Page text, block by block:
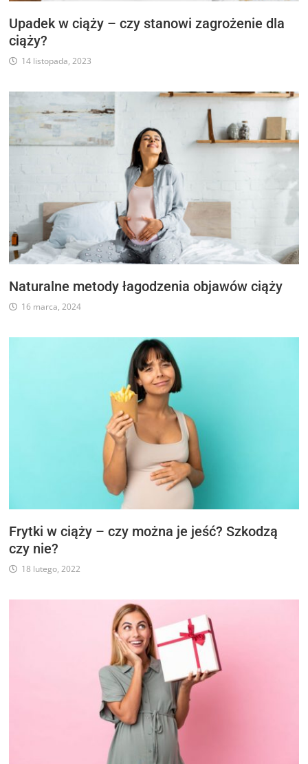
Upadek w ciąży – czy stanowi zagrożenie dla
ciąży?
14 listopada, 2023
Naturalne metody łagodzenia objawów ciąży
16 marca, 2024
Frytki w ciąży – czy można je jeść? Szkodzą
czy nie?
18 lutego, 2022